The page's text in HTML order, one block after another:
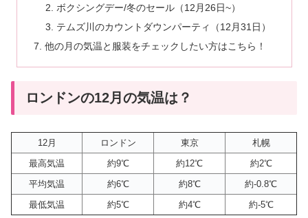
ボクシングデー/冬のセール（12月26日~）
テムズ川のカウントダウンパーティ（12月31日）
他の月の気温と服装をチェックしたい方はこちら！
ロンドンの12月の気温は？
12月 ロンドン 東京
札幌
最高気温
約9℃ 約12℃
約2℃
平均気温
約6℃ 約8℃
約-0.8℃
最低気温
約5℃ 約4℃ 約-5℃